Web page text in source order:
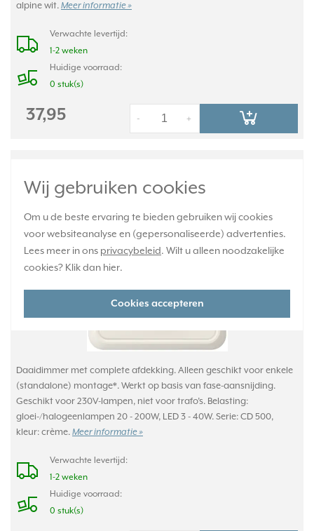
Wij gebruiken cookies
Om u de beste ervaring te bieden gebruiken wij cookies
voor websiteanalyse en (gepersonaliseerde) advertenties.
Lees meer in ons privacybeleid. Wilt u alleen noodzakelijke
cookies? Klik dan hier.
Cookies accepteren
alpine wit. Meer informatie »
Verwachte levertijd:
1-2 weken
Huidige voorraad:
0 stuk(s)
37,95 +
-
enkele montage 3 - 40 Watt CD500 creme
(CD 5544.03 V)
Daaidimmer met complete afdekking. Alleen geschikt voor enkele
(standalone) montage*. Werkt op basis van fase-aansnijding.
Geschikt voor 230V-lampen, niet voor trafo’s. Belasting:
gloei-/halogeenlampen 20 - 200W, LED 3 - 40W. Serie: CD 500,
kleur: crème. Meer informatie »
Verwachte levertijd:
1-2 weken
Huidige voorraad:
0 stuk(s)